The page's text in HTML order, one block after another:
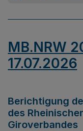
MB.NRW
17.07.2026
Berichtigung
des
Giroverbandes